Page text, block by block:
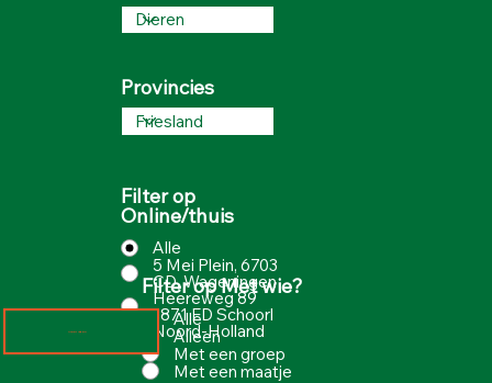
Provincies
Filter op
Online/thuis
Alle
5 Mei Plein, 6703
CD, Wageningen
Heereweg 89
1871 ED Schoorl
Noord-Holland
Filter op Met wie?
Alle
Alleen
Met een groep
Met een maatje